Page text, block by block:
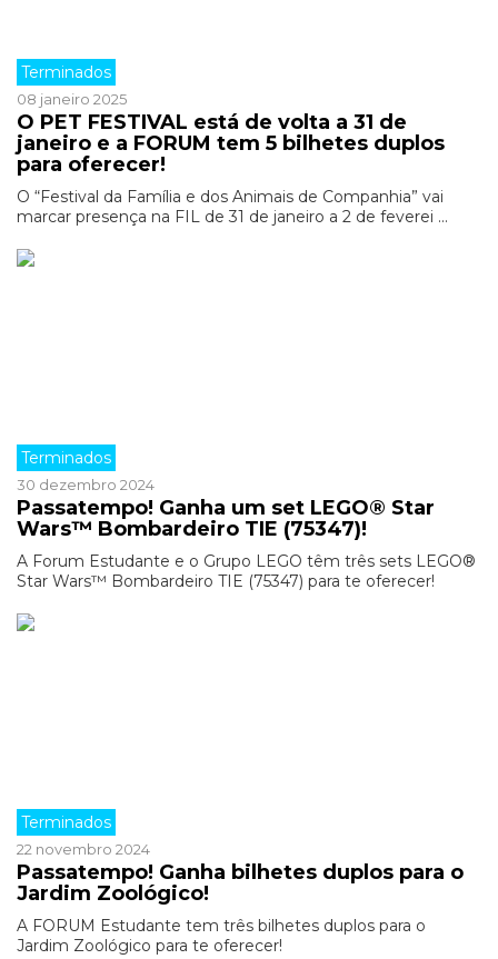
Terminados
08 janeiro 2025
O PET FESTIVAL está de volta a 31 de
janeiro e a FORUM tem 5 bilhetes duplos
para oferecer!
O “Festival da Família e dos Animais de Companhia” vai
marcar presença na FIL de 31 de janeiro a 2 de feverei ...
Terminados
30 dezembro 2024
Passatempo! Ganha um set LEGO® Star
Wars™ Bombardeiro TIE (75347)!
A Forum Estudante e o Grupo LEGO têm três sets LEGO®
Star Wars™ Bombardeiro TIE (75347) para te oferecer!
Terminados
22 novembro 2024
Passatempo! Ganha bilhetes duplos para o
Jardim Zoológico!
A FORUM Estudante tem três bilhetes duplos para o
Jardim Zoológico para te oferecer!